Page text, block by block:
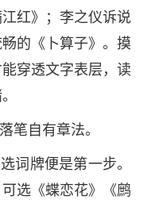
红》；李之仪诉说
的《卜算子》。摸
穿透文字表层，读
笔自有章法。
词牌便是第一步。
选《蝶恋花》《鹧